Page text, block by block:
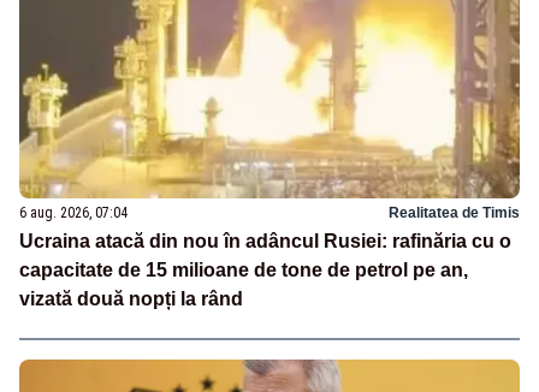
6 aug. 2026, 07:04 Realitatea de Timis
Ucraina atacă din nou în adâncul Rusiei: rafinăria cu o
capacitate de 15 milioane de tone de petrol pe an,
vizată două nopți la rând